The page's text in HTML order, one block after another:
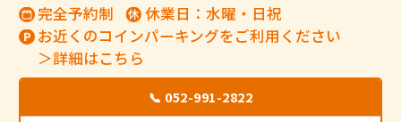
完全予約制
休業日：水曜・日祝
お近くのコインパーキングをご利用ください
＞詳細はこちら
📞 052-991-2822